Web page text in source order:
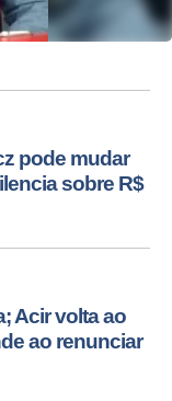
pode mudar
sobre R$
Acir volta ao
ao renunciar